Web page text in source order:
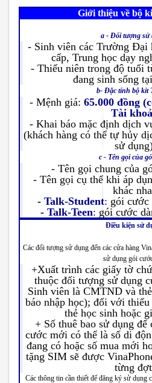
Giới thiệu về bộ
a - Đối tượng sử
- Sinh viên các Trường Đại
cấp, Trung học dạy
- Thiếu niên trong độ tuổi
đang sinh sống
b- Đặc tính bộ kit
- Mệnh giá: 65.000 đồng
Tài
- Khai báo mặc định dịch
(khách hàng có thể tự hủy
sử
c - Tên gọi của
- Tên gọi chung của
- Tên gọi cụ thể khi áp
khác
- Talk-Student: gói cước
- Talk-Teen: gói cước
Điều kiện sử
Các đối tượng sử dụng đến các cửa hàng
sử dụng gói
+Xuất trình các giấy tờ
thuộc đối tượng sử dụng
Sinh viên là CMTND và
báo nhập học); đối với
thẻ học sinh hoặc
+ Số thuê bao sử dụng
cước mới có thể là số di
đang có hoặc số mua mới
tặng SIM sẽ được
từng
Các thông tin cần thiết để đăng ký sử dụng